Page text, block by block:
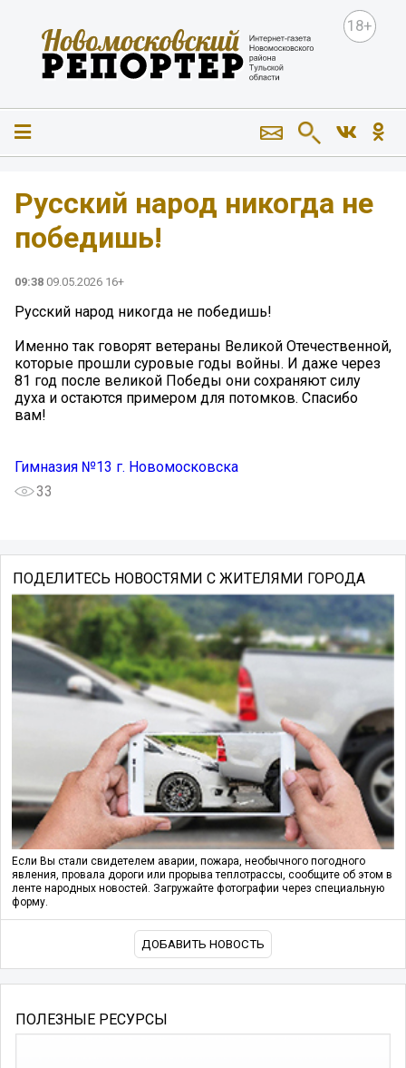
18+
Русский народ никогда не
победишь!
09:38 09.05.2026 16+
Русский народ никогда не победишь!
Именно так говорят ветераны Великой Отечественной,
которые прошли суровые годы войны. И даже через
81 год после великой Победы они сохраняют силу
духа и остаются примером для потомков. Спасибо
вам!
Гимназия №13 г. Новомосковска
33
ПОДЕЛИТЕСЬ НОВОСТЯМИ С ЖИТЕЛЯМИ ГОРОДА
Если Вы стали свидетелем аварии, пожара, необычного погодного
явления, провала дороги или прорыва теплотрассы, сообщите об этом в
ленте народных новостей. Загружайте фотографии через специальную
форму.
ДОБАВИТЬ НОВОСТЬ
ПОЛЕЗНЫЕ РЕСУРСЫ